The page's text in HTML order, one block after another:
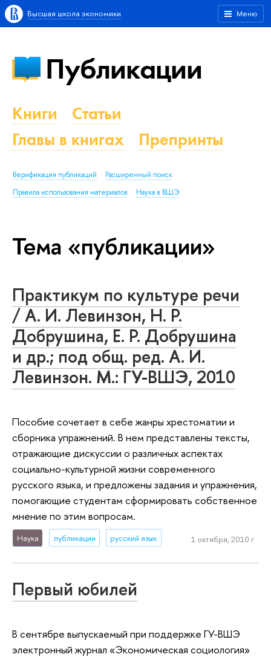
Меню
Высшая школа экономики
Публикации
Книги
Статьи
Главы в книгах
Препринты
Верификация публикаций
Расширенный поиск
Правила использования материалов
Наука в ВШЭ
Тема «публикации»
Практикум по культуре речи
/ А. И. Левинзон, Н. Р.
Добрушина, Е. Р. Добрушина
и др.; под общ. ред. А. И.
Левинзон. М.: ГУ-ВШЭ, 2010
Пособие сочетает в себе жанры хрестоматии и
сборника упражнений. В нем представлены тексты,
отражающие дискуссии о различных аспектах
социально-культурной жизни современного
русского языка, и предложены задания и упражнения,
помогающие студентам сформировать собственное
мнение по этим вопросам.
Наука публикации русский язык 1 октября, 2010 г.
Первый юбилей
В сентябре выпускаемый при поддержке ГУ-ВШЭ
электронный журнал «Экономическая социология»